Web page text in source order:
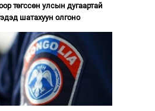
төгссөн улсын дугаартай
шатахуун олгоно